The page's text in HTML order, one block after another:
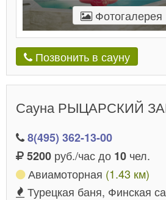
Фотогалерея
Позвонить в сауну
Сауна РЫЦАРСКИЙ
8(495) 362-13-00
5200 руб./час до 10 чел.
Авиамоторная (1.43 км)
Турецкая баня, Финская